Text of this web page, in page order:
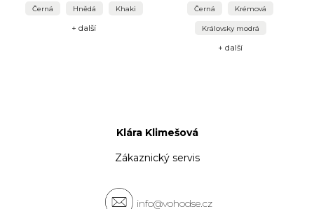
Černá Hnědá Khaki
+ další
Černá Krémová
Královsky modrá
+ další
Klára Klimešová
Zákaznický servis
info@vohodse.cz